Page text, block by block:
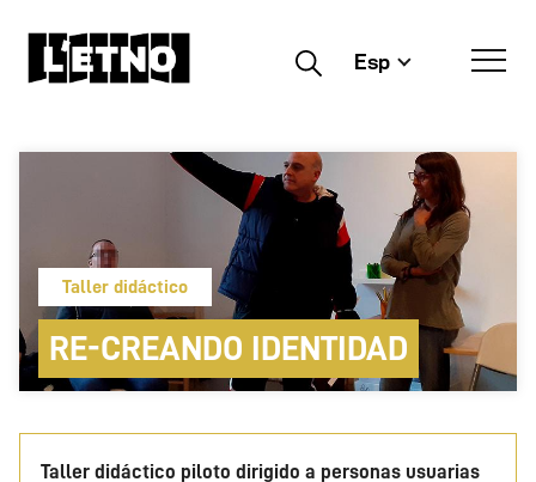
Buscar Esp
Taller didáctico
RE-CREANDO IDENTIDAD
Taller didáctico piloto dirigido a personas usuarias